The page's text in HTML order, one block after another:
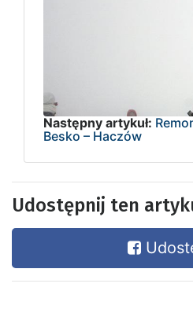
Następny artykuł:
Besko – Haczów
Udostępnij ten